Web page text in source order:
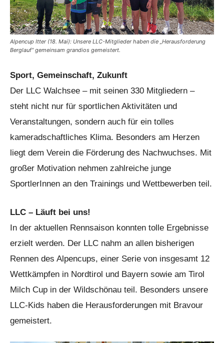
Alpencup Itter (18. Mai): Unsere LLC-Mitglieder haben die „Herausforderung
Berglauf“ gemeinsam grandios gemeistert.
Sport, Gemeinschaft, Zukunft
Der LLC Walchsee – mit seinen 330 Mitgliedern –
steht nicht nur für sportlichen Aktivitäten und
Veranstaltungen, sondern auch für ein tolles
kameradschaftliches Klima. Besonders am Herzen
liegt dem Verein die Förderung des Nachwuchses. Mit
großer Motivation nehmen zahlreiche junge
SportlerInnen an den Trainings und Wettbewerben teil.
LLC – Läuft bei uns!
In der aktuellen Rennsaison konnten tolle Ergebnisse
erzielt werden. Der LLC nahm an allen bisherigen
Rennen des Alpencups, einer Serie von insgesamt 12
Wettkämpfen in Nordtirol und Bayern sowie am Tirol
Milch Cup in der Wildschönau teil. Besonders unsere
LLC-Kids haben die Herausforderungen mit Bravour
gemeistert.